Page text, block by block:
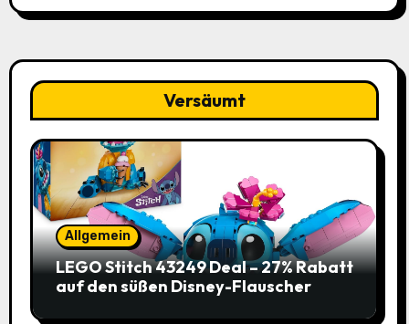
Versäumt
Allgemein
LEGO Stitch 43249 Deal – 27% Rabatt
auf den süßen Disney-Flauscher